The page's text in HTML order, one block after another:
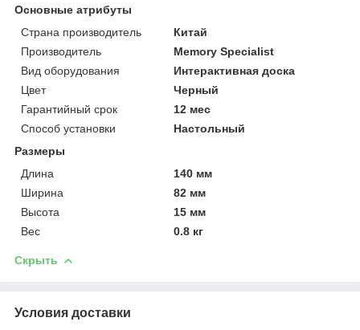
Основные атрибуты
Страна производитель
Китай
Производитель
Memory Specialist
Вид оборудования
Интерактивная доска
Цвет
Черный
Гарантийный срок
12 мес
Способ установки
Настольный
Размеры
Длина
140 мм
Ширина
82 мм
Высота
15 мм
Вес
0.8 кг
Скрыть
Условия доставки